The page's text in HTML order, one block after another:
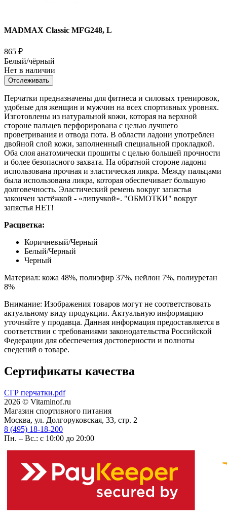
MADMAX Classic MFG248, L
865 ₽
Белый/чёрный
Нет в наличии
Отслеживать
Перчатки предназначены для фитнеса и силовых тренировок,
удобные для женщин и мужчин на всех спортивных уровнях.
Изготовлены из натуральной кожи, которая на верхной
стороне пальцев перфорирована с целью лучшего
проветривания и отвода пота. В области ладони употреблен
двойной слой кожи, заполненный специальной прокладкой.
Оба слоя анатомически прошиты с целью большей прочности
и более безопасного захвата. На обратной стороне ладони
использована прочная и эластическая ликра. Между пальцами
была использована ликра, которая обеспечивает большую
долговечность. Эластический ремень вокруг запястья
закончен застёжкой - «липучкой». "ОБМОТКИ" вокруг
запястья НЕТ!
Расцветка:
Коричневый/Черный
Белый/Черный
Черный
Материал: кожа 48%, полиэфир 37%, нейлон 7%, полиуретан
8%
Внимание: Изображения товаров могут не соответствовать
актуальному виду продукции. Актуальную информацию
уточняйте у продавца. Данная информация предоставляется в
соответствии с требованиями законодательства Российской
Федерации для обеспечения достоверности и полноты
сведений о товаре.
Сертификаты качества
СГР перчатки.pdf
2026 © Vitaminof.ru
Магазин спортивного питания
Москва, ул. Долгоруковская, 33, стр. 2
8 (495) 18-18-200
Пн. – Вс.: с 10:00 до 20:00